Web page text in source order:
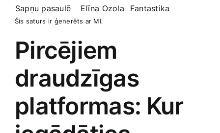
Sapņu pasaulē Elīna⁣ Ozola Fantastika
Šis ‍saturs ⁢ir ģenerēts ar MI.
Pircējiem
draudzīgas
platformas:⁤ Kur